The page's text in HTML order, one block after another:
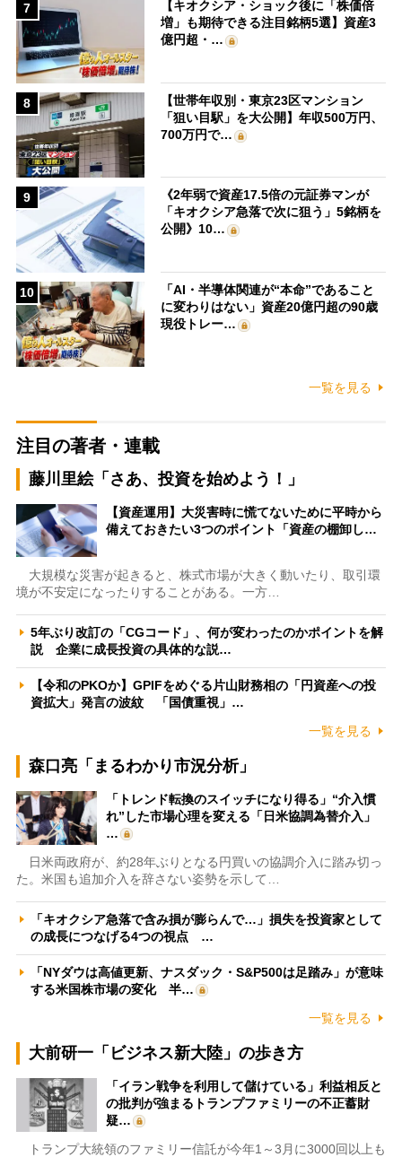
7
【キオクシア・ショック後に「株価倍
増」も期待できる注目銘柄5選】資産3
億円超・…
8
【世帯年収別・東京23区マンション
「狙い目駅」を大公開】年収500万円、
700万円で…
9
《2年弱で資産17.5倍の元証券マンが
「キオクシア急落で次に狙う」5銘柄を
公開》10…
10
「AI・半導体関連が“本命”であること
に変わりはない」資産20億円超の90歳
現役トレー…
一覧を見る
注目の著者・連載
藤川里絵「さあ、投資を始めよう！」
【資産運用】大災害時に慌てないために平時から
備えておきたい3つのポイント「資産の棚卸し…
大規模な災害が起きると、株式市場が大きく動いたり、取引環
境が不安定になったりすることがある。一方…
5年ぶり改訂の「CGコード」、何が変わったのかポイントを解
説 企業に成長投資の具体的な説…
【令和のPKOか】GPIFをめぐる片山財務相の「円資産への投
資拡大」発言の波紋 「国債重視」…
一覧を見る
森口亮「まるわかり市況分析」
「トレンド転換のスイッチになり得る」“介入慣
れ”した市場心理を変える「日米協調為替介入」
…
日米両政府が、約28年ぶりとなる円買いの協調介入に踏み切っ
た。米国も追加介入を辞さない姿勢を示して…
「キオクシア急落で含み損が膨らんで…」損失を投資家として
の成長につなげる4つの視点 …
「NYダウは高値更新、ナスダック・S&P500は足踏み」が意味
する米国株市場の変化 半…
一覧を見る
大前研一「ビジネス新大陸」の歩き方
「イラン戦争を利用して儲けている」利益相反と
の批判が強まるトランプファミリーの不正蓄財
疑…
トランプ大統領のファミリー信託が今年1～3月に3000回以上も